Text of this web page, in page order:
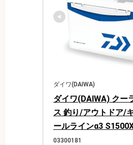
ダイワ(DAIWA)
ダイワ(DAIWA) クー
ス 釣り/アウトドア/
ールラインα3
03300181